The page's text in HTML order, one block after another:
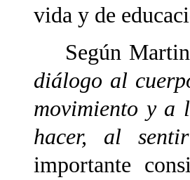
vida y de
Según
diálogo al
movimiento y a
hacer, al
importante